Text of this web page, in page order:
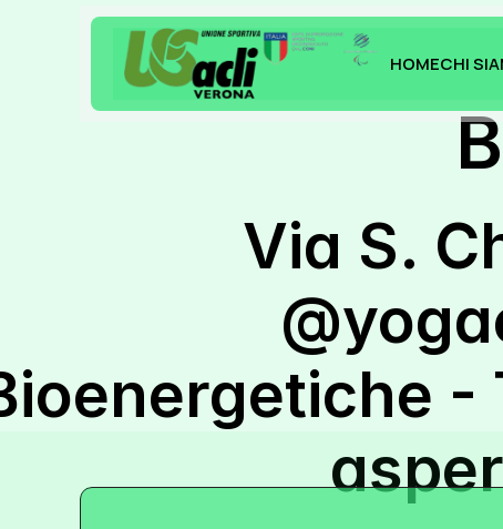
HOMECHI
Via S.